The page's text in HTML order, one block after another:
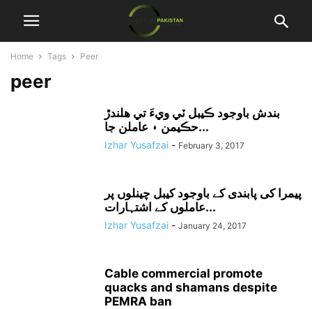
Home Tags Peer
peer
بندش باوجود ڪيبل ٽي ويءَ تي هلندڙ
حڪيمن ۽ عاملن جا...
Izhar Yusafzai - February 3, 2017
پیمرا کی پابندی کے باوجود کیبل چینلوں پر
عاملوں کے اشتہارات...
Izhar Yusafzai - January 24, 2017
Cable commercial promote
quacks and shamans despite
PEMRA ban